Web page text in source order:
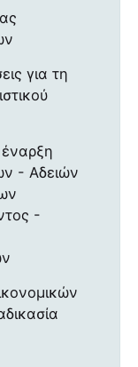
για τη
- Αδειών
-